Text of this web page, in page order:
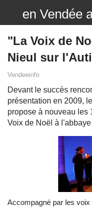
en Vendée
"La Voix de
Nieul sur
Vendeeinfo
Devant le succès
présentation en 2009,
propose à nouveau les
Voix de Noël à
Accompagné par les